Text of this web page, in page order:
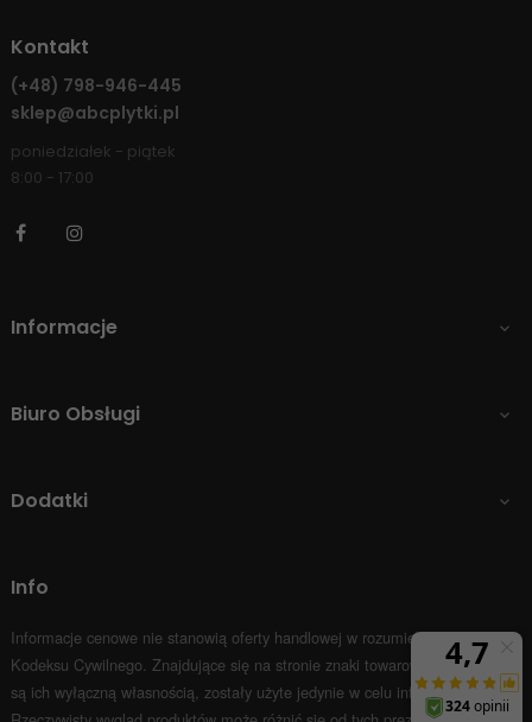
Kontakt
(+48) 798-946-445
sklep@abcplytki.pl
poniedziałek - piątek
8:00 - 17:00
Facebook
Informacje 
Biuro Obsługi 
Dodatki 
Info
Informacje cenowe nie stanowią oferty handlowej w rozumieniu Art.66 par.1
Kodeksu Cywilnego. Znajdujące się na stronie znaki towarowe i nazwy firm
są ich wyłączną własnością, zostały użyte jedynie w celu informacyjnym.